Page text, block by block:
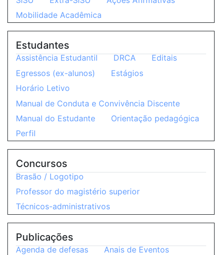
Mobilidade Acadêmica
Estudantes
Assistência Estudantil DRCA
Editais
Egressos (ex-alunos)
Estágios
Horário Letivo
Manual de Conduta e Convivência Discente
Manual do Estudante
Orientação pedagógica
Perfil
Concursos
Brasão / Logotipo
Professor do magistério superior
Técnicos-administrativos
Publicações
Agenda de defesas
Anais de Eventos